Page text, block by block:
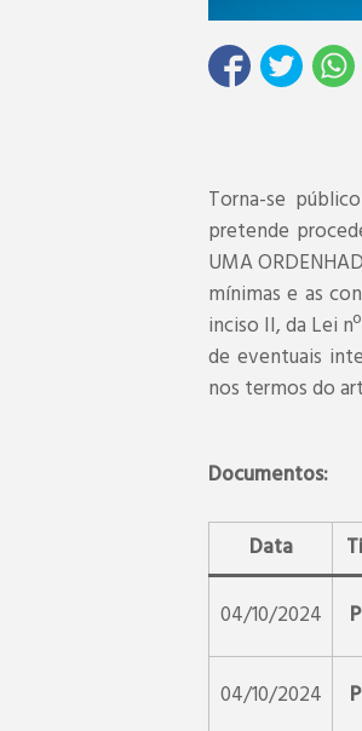
Torna-se
pretende
UMA
mínimas e as
inciso II, da Lei
de eventuais
nos termos do
Documentos:
Data
04/10/2024
04/10/2024